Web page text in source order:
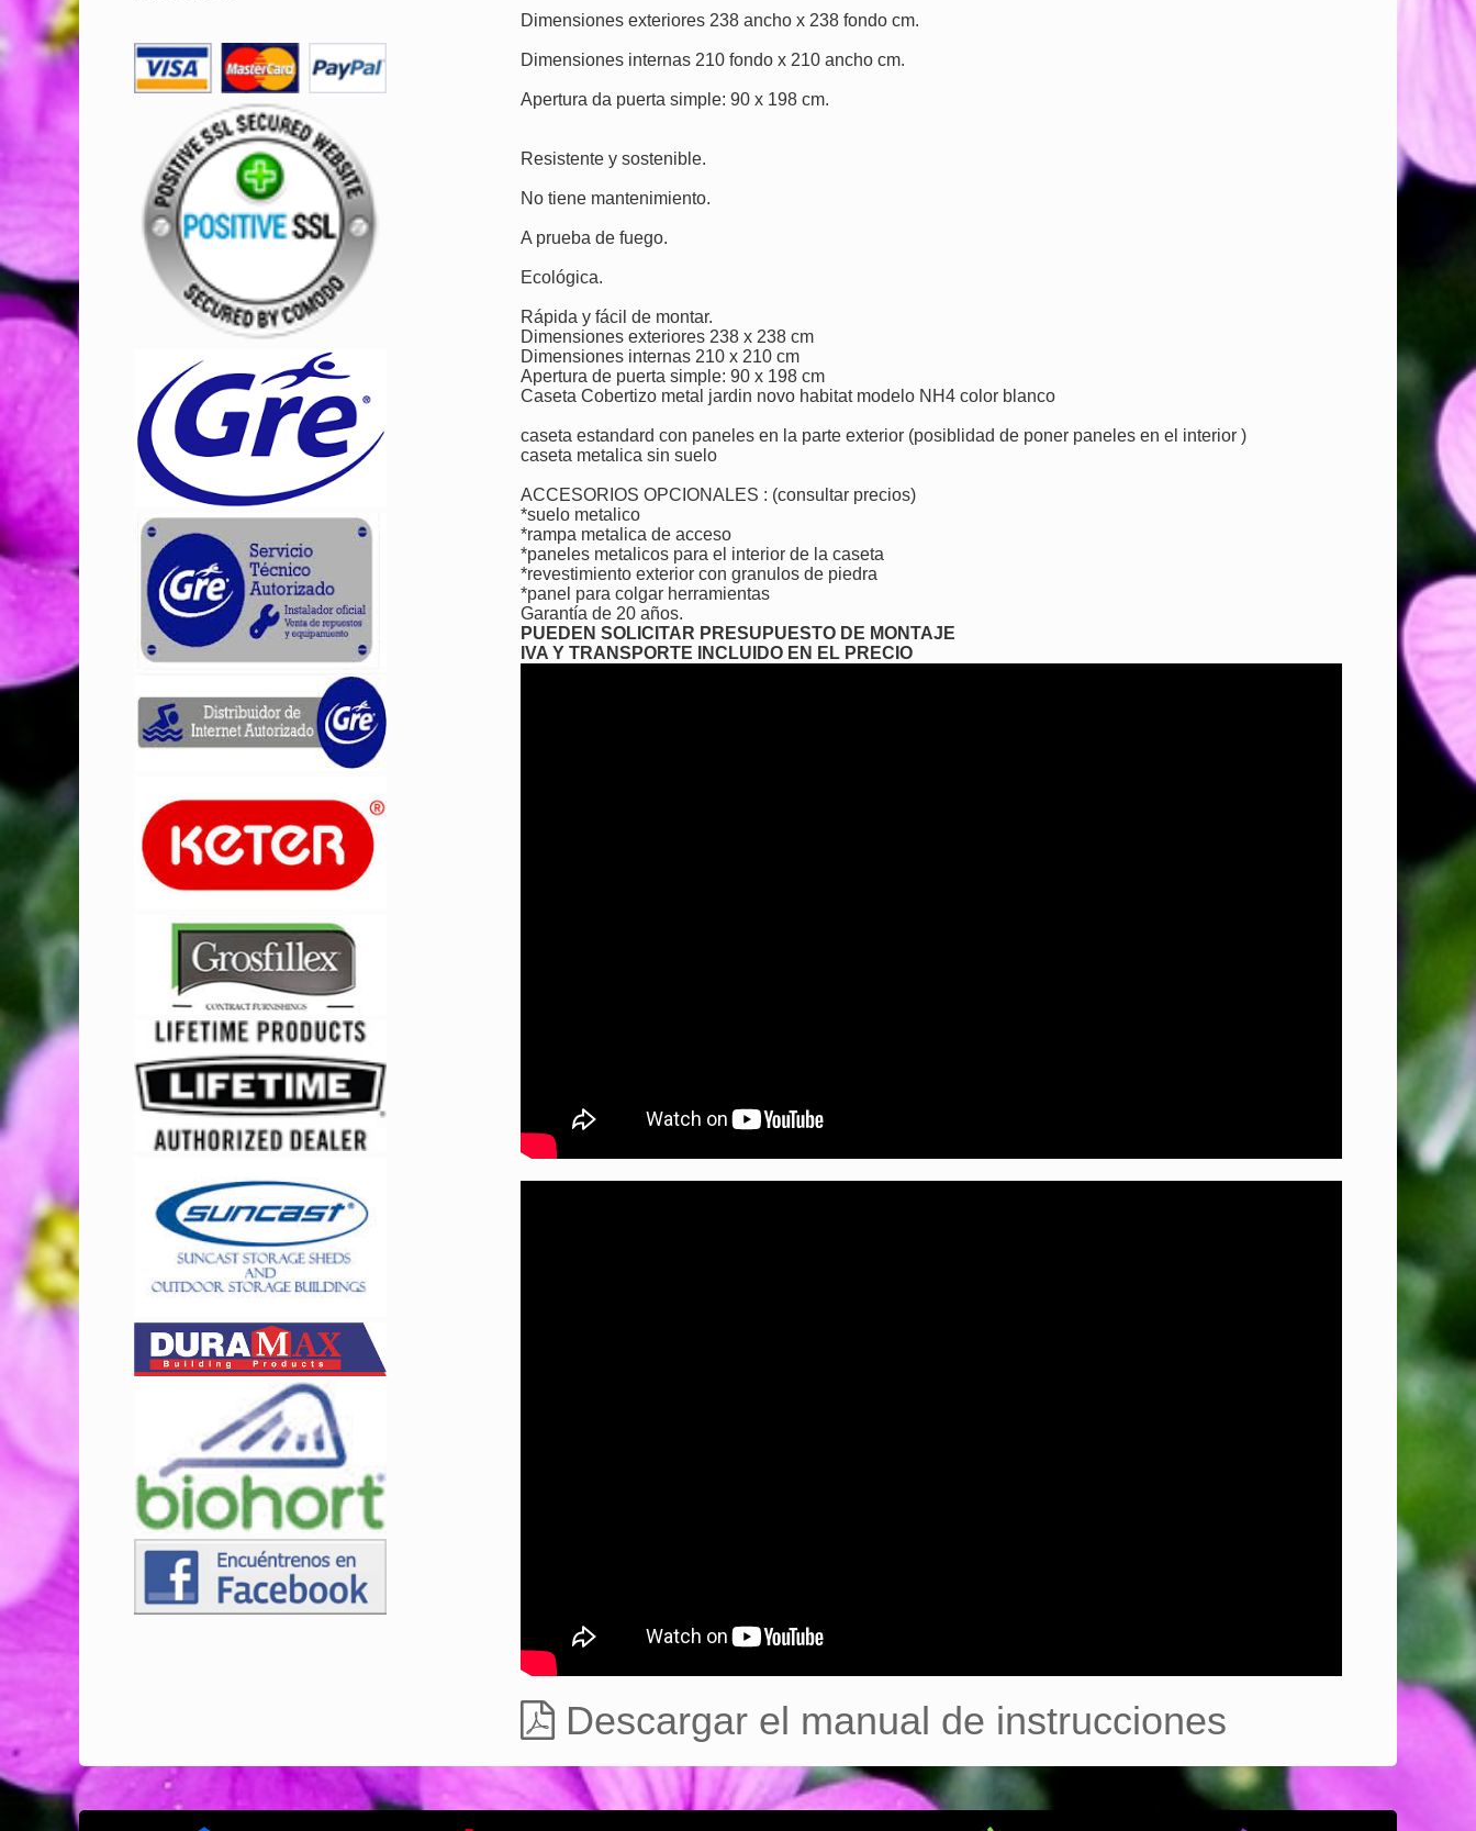
Dimensiones exteriores 238 ancho x 238 fondo cm.
Dimensiones internas 210 fondo x 210 ancho cm.
Apertura da puerta simple: 90 x 198 cm.
Resistente y sostenible.
No tiene mantenimiento.
A prueba de fuego.
Ecológica.
Rápida y fácil de montar.
Dimensiones exteriores 238 x 238 cm
Dimensiones internas 210 x 210 cm
Apertura de puerta simple: 90 x 198 cm
Caseta Cobertizo metal jardin novo habitat modelo NH4 color blanco
caseta estandard con paneles en la parte exterior (posiblidad de poner paneles en el interior )
caseta metalica sin suelo
ACCESORIOS OPCIONALES : (consultar precios)
*suelo metalico
*rampa metalica de acceso
*paneles metalicos para el interior de la caseta
*revestimiento exterior con granulos de piedra
*panel para colgar herramientas
Garantía de 20 años.
PUEDEN SOLICITAR PRESUPUESTO DE MONTAJE
IVA Y TRANSPORTE INCLUIDO EN EL PRECIO
Descargar el manual de instrucciones